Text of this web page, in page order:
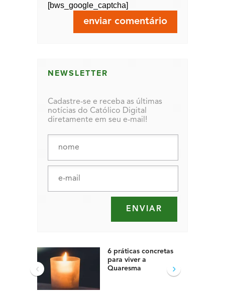
[bws_google_captcha]
NEWSLETTER
Cadastre-se e receba as últimas
notícias do Católico Digital
diretamente em seu e-mail!
6 práticas concretas
para viver a
Quaresma
‹ ›